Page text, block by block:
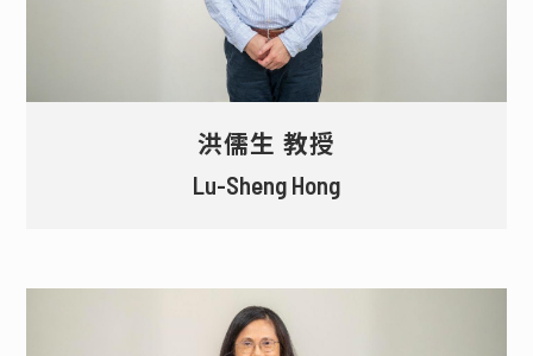
洪儒生 教授
Lu-Sheng Hong